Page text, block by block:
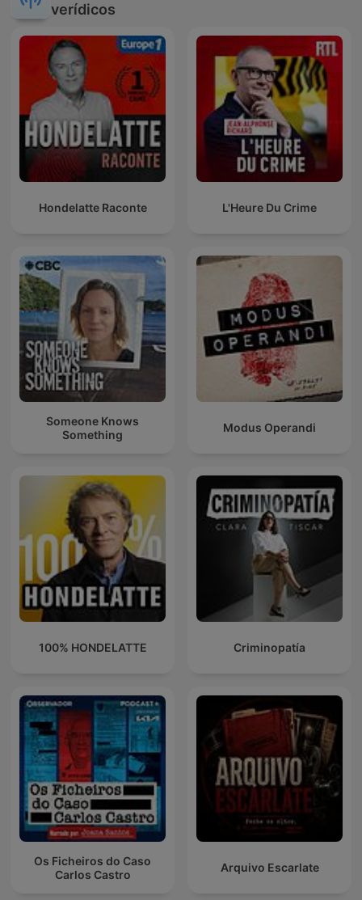
verídicos
Hondelatte Raconte L'Heure Du Crime
Someone Knows
Something
Modus Operandi
100% HONDELATTE Criminopatía
Os Ficheiros do Caso
Carlos Castro
Arquivo Escarlate